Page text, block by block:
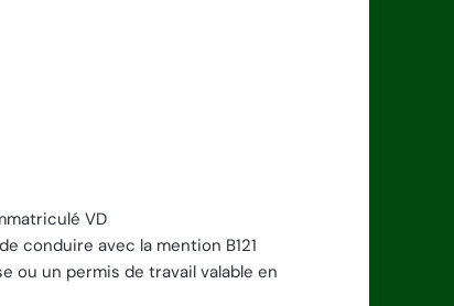
VD
conduire avec la mention B121
ou un permis de travail valable en